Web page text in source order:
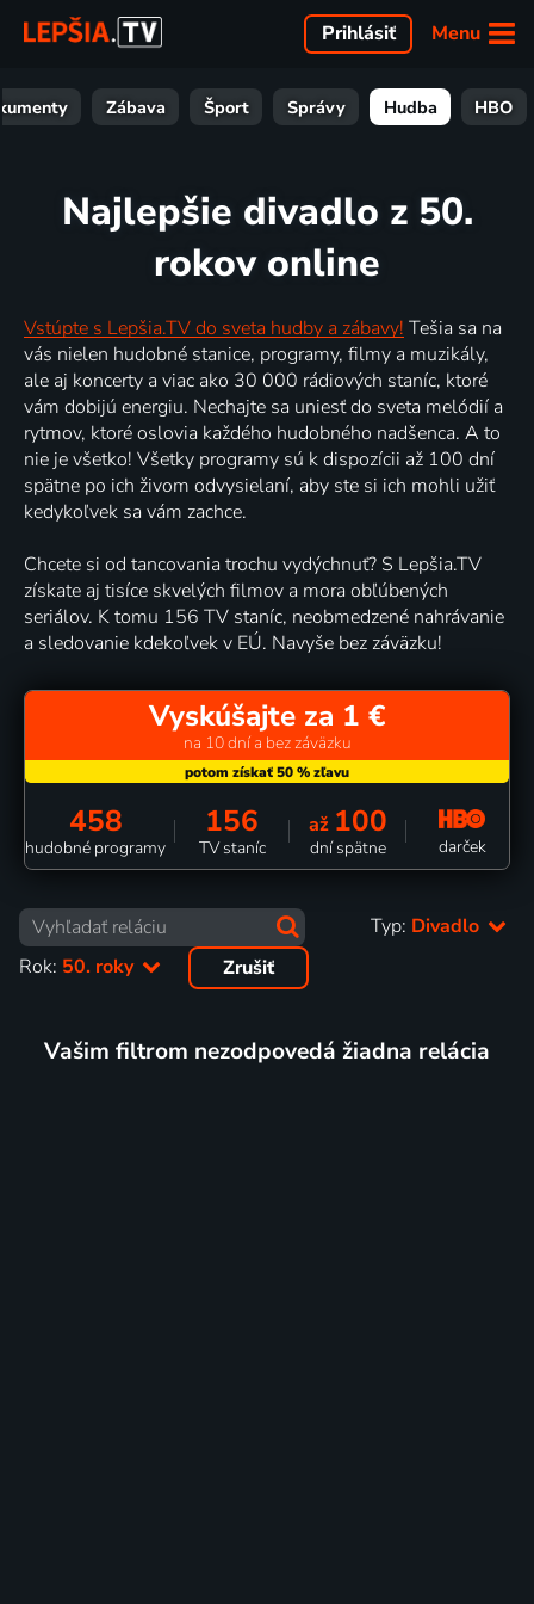
Menu
Prihlásiť
Zábava Šport Správy Hudba HBO
Najlepšie divadlo z 50.
rokov online
Vstúpte s Lepšia.TV do sveta hudby a zábavy! Tešia sa na
vás nielen hudobné stanice, programy, filmy a muzikály,
ale aj koncerty a viac ako 30 000 rádiových staníc, ktoré
vám dobijú energiu. Nechajte sa uniesť do sveta melódií a
rytmov, ktoré oslovia každého hudobného nadšenca. A to
nie je všetko! Všetky programy sú k dispozícii až 100 dní
spätne po ich živom odvysielaní, aby ste si ich mohli užiť
kedykoľvek sa vám zachce.
Chcete si od tancovania trochu vydýchnuť? S Lepšia.TV
získate aj tisíce skvelých filmov a mora obľúbených
seriálov. K tomu 156 TV staníc, neobmedzené nahrávanie
a sledovanie kdekoľvek v EÚ. Navyše bez záväzku!
Vyskúšajte za 1 €
na 10 dní a bez záväzku
458
hudobné programy
156
TV staníc
až 100
dní spätne darček
Typ: Divadlo
Rok: 50. roky Zrušiť
Vašim filtrom nezodpovedá žiadna relácia